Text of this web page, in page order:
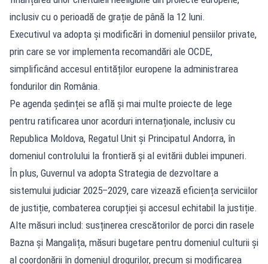
inclusiv cu o perioadă de grație de până la 12 luni.
Executivul va adopta și modificări în domeniul pensiilor private,
prin care se vor implementa recomandări ale OCDE,
simplificând accesul entităților europene la administrarea
fondurilor din România.
Pe agenda ședinței se află și mai multe proiecte de lege
pentru ratificarea unor acorduri internaționale, inclusiv cu
Republica Moldova, Regatul Unit și Principatul Andorra, în
domeniul controlului la frontieră și al evitării dublei impuneri.
În plus, Guvernul va adopta Strategia de dezvoltare a
sistemului judiciar 2025–2029, care vizează eficiența serviciilor
de justiție, combaterea corupției și accesul echitabil la justiție.
Alte măsuri includ: susținerea crescătorilor de porci din rasele
Bazna și Mangalița, măsuri bugetare pentru domeniul culturii și
al coordonării în domeniul drogurilor, precum și modificarea